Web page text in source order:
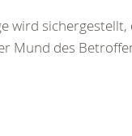
wird
Mund des